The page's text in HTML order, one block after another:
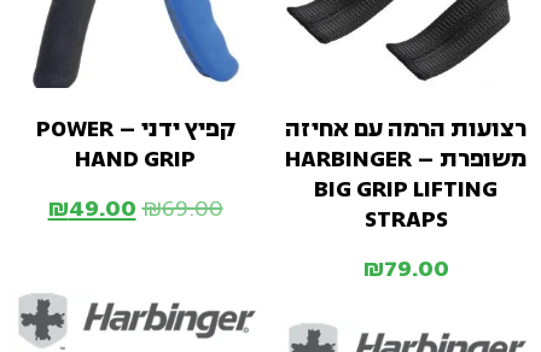
רצועות הרמה עם אחיזה
משופרת – HARBINGER
BIG GRIP LIFTING
STRAPS
₪79.00
קפיץ ידני – POWER
HAND GRIP
₪69.00
₪49.00